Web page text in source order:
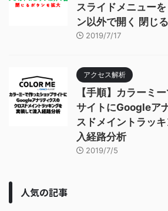
スライドメニュー
ン以外で開く 閉じ
2019/7/17
アクセス解析
【手順】カラーミ
サイトにGoogleア
スドメイントラッ
入経路分析
2019/7/5
人気の記事